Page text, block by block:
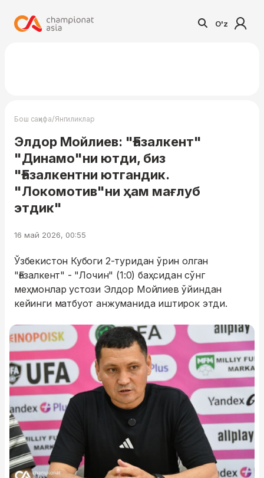
O'z
Бош саҳифа/Янгиликлар
Элдор Мойлиев: "Ғазалкент"
"Динамо"ни ютди, биз
"Ғазалкентни ютгандик.
"Локомотив"ни ҳам мағлуб
этдик"
16 май 2026, 00:55
Ўзбекистон Кубоги 2-туридан ўрин олган
"Ғазалкент" - "Лочин" (1:0) баҳсидан сўнг
меҳмонлар устози Элдор Мойлиев ўйиндан
кейинги матбуот анжуманида иштирок этди.